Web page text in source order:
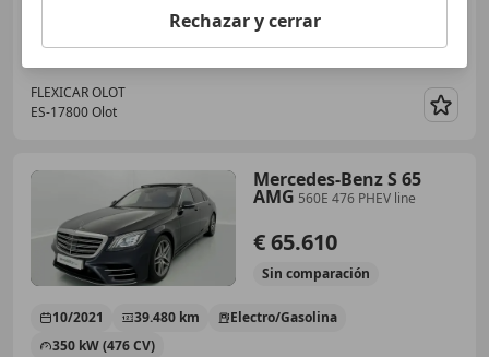
FLEXICAR OLOT
ES-17800 Olot
Mercedes-Benz S 65
AMG 560E 476 PHEV line
€ 65.610
Sin comparación
10/2021 39.480 km
Electro/Gasolina
350 kW (476 CV)
Rechazar y cerrar